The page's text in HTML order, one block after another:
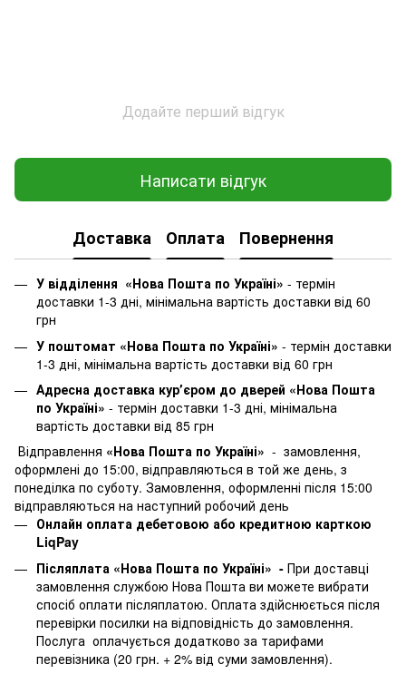
Додайте перший відгук
Написати відгук
Доставка Оплата Повернення
У відділення «Нова Пошта по Україні» - термін
доставки 1-3 дні, мінімальна вартість доставки від 60
грн
У поштомат «Нова Пошта по Україні» - термін доставки
1-3 дні, мінімальна вартість доставки від 60 грн
Адресна доставка курʼєром до дверей «Нова Пошта
по Україні» - термін доставки 1-3 дні, мінімальна
вартість доставки від 85 грн
Відправлення «Нова Пошта по Україні» - замовлення,
оформлені до 15:00, відправляються в той же день, з
понеділка по суботу. Замовлення, оформленні після 15:00
відправляються на наступний робочий день
Онлайн оплата дебетовою або кредитною карткою
LiqPay
Післяплата «Нова Пошта по Україні» - При доставці
замовлення службою Нова Пошта ви можете вибрати
спосіб оплати післяплатою. Оплата здійснюється після
перевірки посилки на відповідність до замовлення.
Послуга оплачується додатково за тарифами
перевізника (20 грн. + 2% від суми замовлення).